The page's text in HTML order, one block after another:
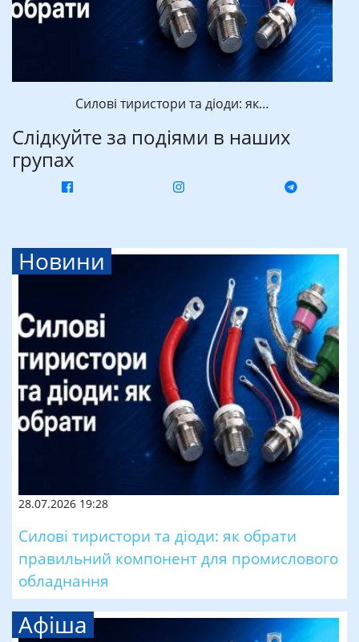
Силові тиристори та діоди: як…
Слідкуйте за подіями в наших
групах
Новини
28.07.2026 19:28
Силові тиристори та діоди: як обрати
правильний компонент для промислового
обладнання
Афіша